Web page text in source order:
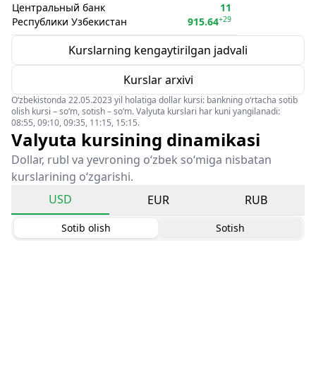
Центральный банк
Республики Узбекистан
11
915.64+29
Kurslarning kengaytirilgan jadvali
Kurslar arxivi
O‘zbekistonda 22.05.2023 yil holatiga dollar kursi: bankning o‘rtacha sotib
olish kursi – so‘m, sotish – so‘m. Valyuta kurslari har kuni yangilanadi:
08:55, 09:10, 09:35, 11:15, 15:15.
Valyuta kursining dinamikasi
Dollar, rubl va yevroning o‘zbek so‘miga nisbatan
kurslarining o‘zgarishi.
USD
EUR RUB
Sotib olish Sotish